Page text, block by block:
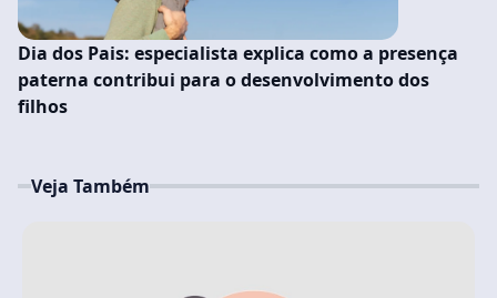
Dia dos Pais: especialista explica como a presença
paterna contribui para o desenvolvimento dos
filhos
Veja Também